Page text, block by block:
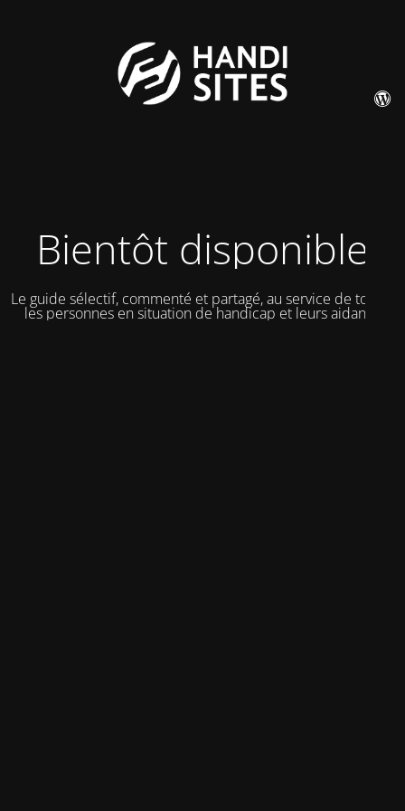
Bientôt disponible
Le guide sélectif, commenté et partagé, au service de toutes
les personnes en situation de handicap et leurs aidants.